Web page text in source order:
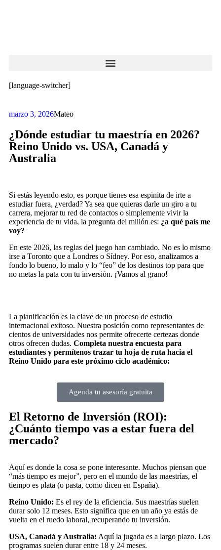
[language-switcher]
marzo 3, 2026Mateo
¿Dónde estudiar tu maestría en 2026?
Reino Unido vs. USA, Canadá y
Australia
Si estás leyendo esto, es porque tienes esa espinita de irte a
estudiar fuera, ¿verdad? Ya sea que quieras darle un giro a tu
carrera, mejorar tu red de contactos o simplemente vivir la
experiencia de tu vida, la pregunta del millón es: ¿a qué país me
voy?
En este 2026, las reglas del juego han cambiado. No es lo mismo
irse a Toronto que a Londres o Sídney. Por eso, analizamos a
fondo lo bueno, lo malo y lo “feo” de los destinos top para que
no metas la pata con tu inversión. ¡Vamos al grano!
La planificación es la clave de un proceso de estudio
internacional exitoso. Nuestra posición como representantes de
cientos de universidades nos permite ofrecerte certezas donde
otros ofrecen dudas. Completa nuestra encuesta para
estudiantes y permítenos trazar tu hoja de ruta hacia el
Reino Unido para este próximo ciclo académico:
Agenda tu asesoría gratuita
El Retorno de Inversión (ROI):
¿Cuánto tiempo vas a estar fuera del
mercado?
Aquí es donde la cosa se pone interesante. Muchos piensan que
“más tiempo es mejor”, pero en el mundo de las maestrías, el
tiempo es plata (o pasta, como dicen en España).
Reino Unido: Es el rey de la eficiencia. Sus maestrías suelen
durar solo 12 meses. Esto significa que en un año ya estás de
vuelta en el ruedo laboral, recuperando tu inversión.
USA, Canadá y Australia: Aquí la jugada es a largo plazo. Los
programas suelen durar entre 18 y 24 meses.